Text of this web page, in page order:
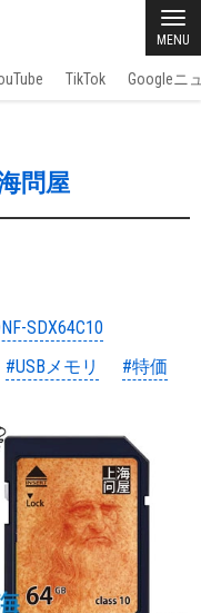
MENU
TikTok Googleニ
問屋
SDX64C10
#USBメモリ #特価